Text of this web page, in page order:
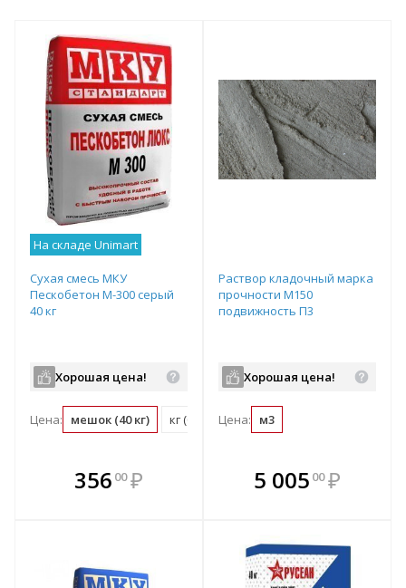
На складе Unimart
Сухая смесь МКУ
Пескобетон М-300 серый
40 кг
Хорошая цена!
Цена: мешок (40 кг) кг (0.03 мешок)
356 00 ₽
В комплекте
всегда выгоднее!
Раствор кладочный марка
прочности М150
подвижность П3
Хорошая цена!
Цена: м3
В комплекте
всегда выгоднее!
5 005 00 ₽